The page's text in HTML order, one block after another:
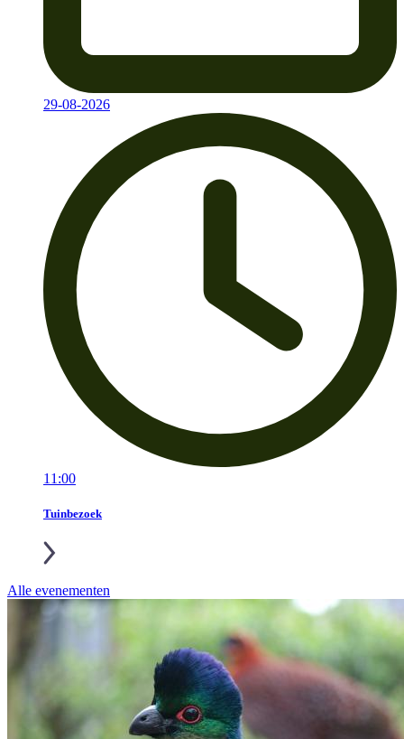
29-08-2026
11:00
Tuinbezoek
Alle evenementen